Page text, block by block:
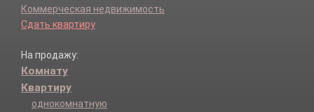
Коммерческая недвижимость
Сдать квартиру
На продажу:
Комнату
Квартиру
однокомнатную